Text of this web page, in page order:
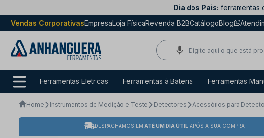
Dia dos Pais: ferramentas
Vendas CorporativasEmpresaLoja FísicaRevenda B2BCatálogoBlog
Ferramentas Elétricas Ferramentas à Bateria Ferramentas
Home Instrumentos de Medição e Teste Detectores Acessórios para
DESPACHAMOS EM ATÉ UM DIA ÚTIL APÓS A SUA COMPRA